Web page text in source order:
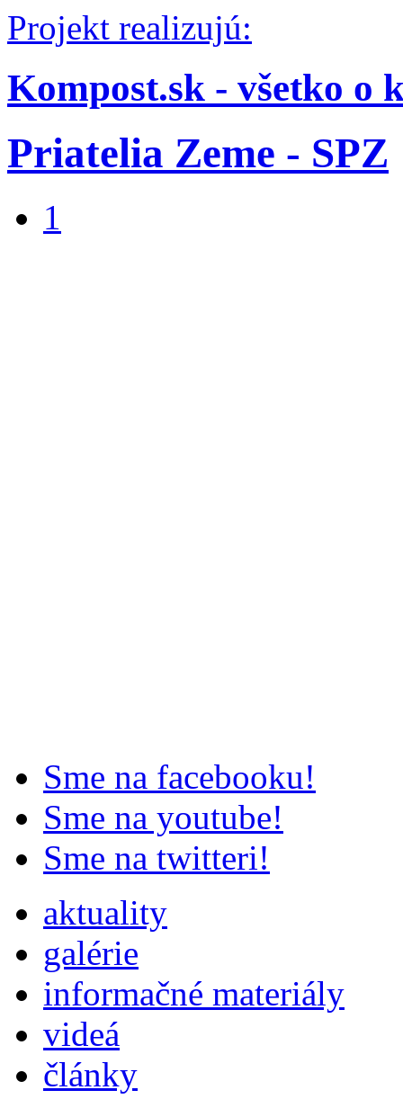
Projekt realizujú:
Kompost.sk - všetko o
Priatelia Zeme - SPZ
1
Sme na facebooku!
Sme na youtube!
Sme na twitteri!
aktuality
galérie
informačné materiály
videá
články